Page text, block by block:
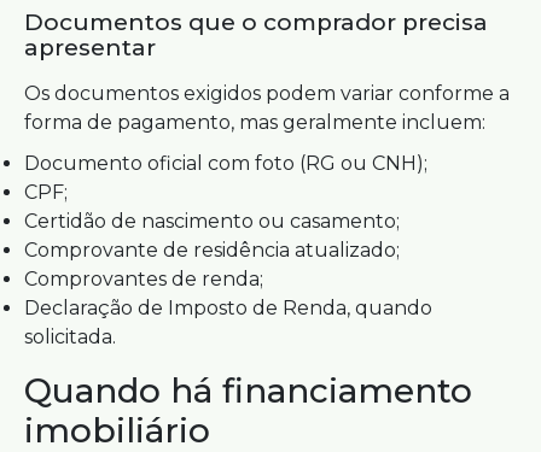
Documentos que o comprador precisa
apresentar
Os documentos exigidos podem variar conforme a
forma de pagamento, mas geralmente incluem:
Documento oficial com foto (RG ou CNH);
CPF;
Certidão de nascimento ou casamento;
Comprovante de residência atualizado;
Comprovantes de renda;
Declaração de Imposto de Renda, quando
solicitada.
Quando há financiamento
imobiliário